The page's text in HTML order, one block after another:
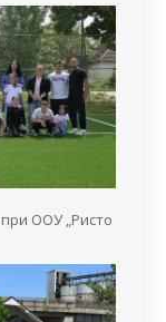
ООУ „Ристо